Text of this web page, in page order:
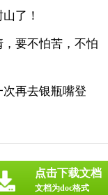
了！
要不怕苦，不怕
再去银瓶嘴登
点击下载文档
文档为doc格式